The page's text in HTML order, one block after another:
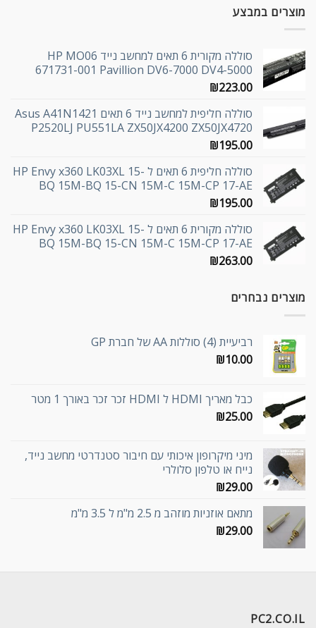
מוצרים במבצע
סוללה מקורית 6 תאים למחשב נייד HP MO06
671731-001 Pavillion DV6-7000 DV4-5000
₪223.00
סוללה חליפית למחשב נייד 6 תאים Asus A41N1421
P2520LJ PU551LA ZX50JX4200 ZX50JX4720
₪195.00
סוללה חליפית 6 תאים ל HP Envy x360 LK03XL 15-
BQ 15M-BQ 15-CN 15M-C 15M-CP 17-AE
₪195.00
סוללה מקורית 6 תאים ל HP Envy x360 LK03XL 15-
BQ 15M-BQ 15-CN 15M-C 15M-CP 17-AE
₪263.00
מוצרים נבחרים
רביעיית (4) סוללות AA של חברת GP
₪10.00
כבל מאריך HDMI ל HDMI זכר זכר באורך 1 מטר
₪25.00
מיני מיקרופון איכותי עם חיבור סטנדרטי מחשב נייד,
נייח או טלפון סלולרי
₪29.00
מתאם אוזניות מוזהב מ 2.5 מ"מ ל 3.5 מ"מ
₪29.00
PC2.CO.IL